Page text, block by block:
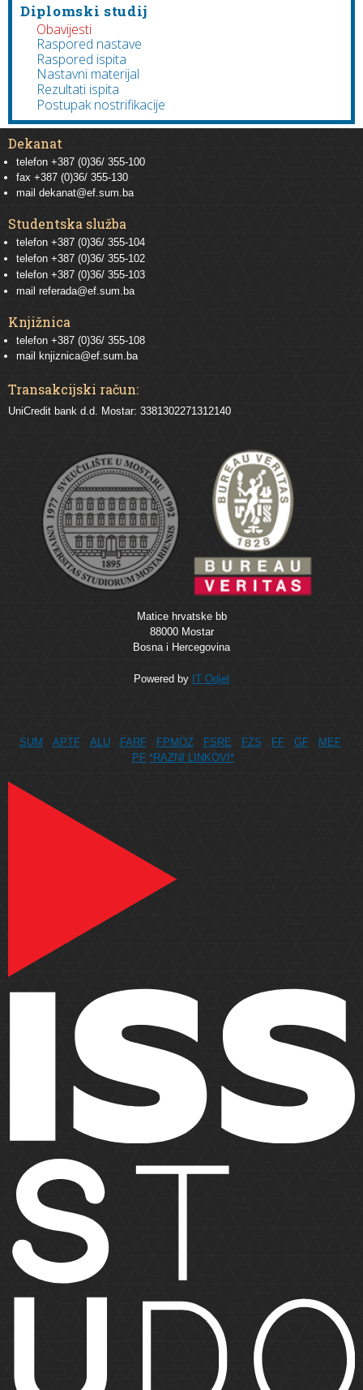
Diplomski studij
Obavijesti
Raspored nastave
Raspored ispita
Nastavni materijal
Rezultati ispita
Postupak nostrifikacije
Dekanat
telefon +387 (0)36/ 355-100
fax +387 (0)36/ 355-130
mail dekanat@ef.sum.ba
Studentska služba
telefon +387 (0)36/ 355-104
telefon +387 (0)36/ 355-102
telefon +387 (0)36/ 355-103
mail referada@ef.sum.ba
Knjižnica
telefon +387 (0)36/ 355-108
mail knjiznica@ef.sum.ba
Transakcijski račun:
UniCredit bank d.d. Mostar: 3381302271312140
Matice hrvatske bb
88000 Mostar
Bosna i Hercegovina
Powered by IT Odjel
SUM APTF ALU FARF FPMOZ FSRE FZS FF GF
MEF
PF *RAZNI LINKOVI*